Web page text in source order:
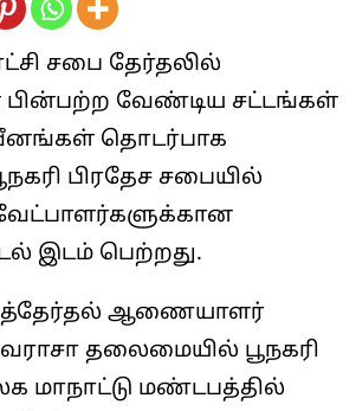
சபை தேர்தலில்
பின்பற்ற வேண்டிய சட்டங்கள்
தொடர்பாக
பிரதேச சபையில்
வேட்பாளர்களுக்கான
இடம் பெற்றது.
ஆணையாளர்
தலைமையில் பூநகரி
மாநாட்டு மண்டபத்தில்